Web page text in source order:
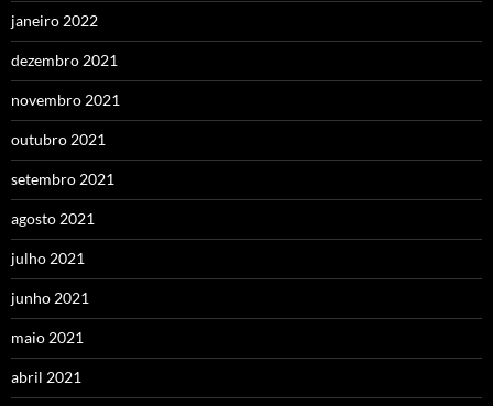
janeiro 2022
dezembro 2021
novembro 2021
outubro 2021
setembro 2021
agosto 2021
julho 2021
junho 2021
maio 2021
abril 2021